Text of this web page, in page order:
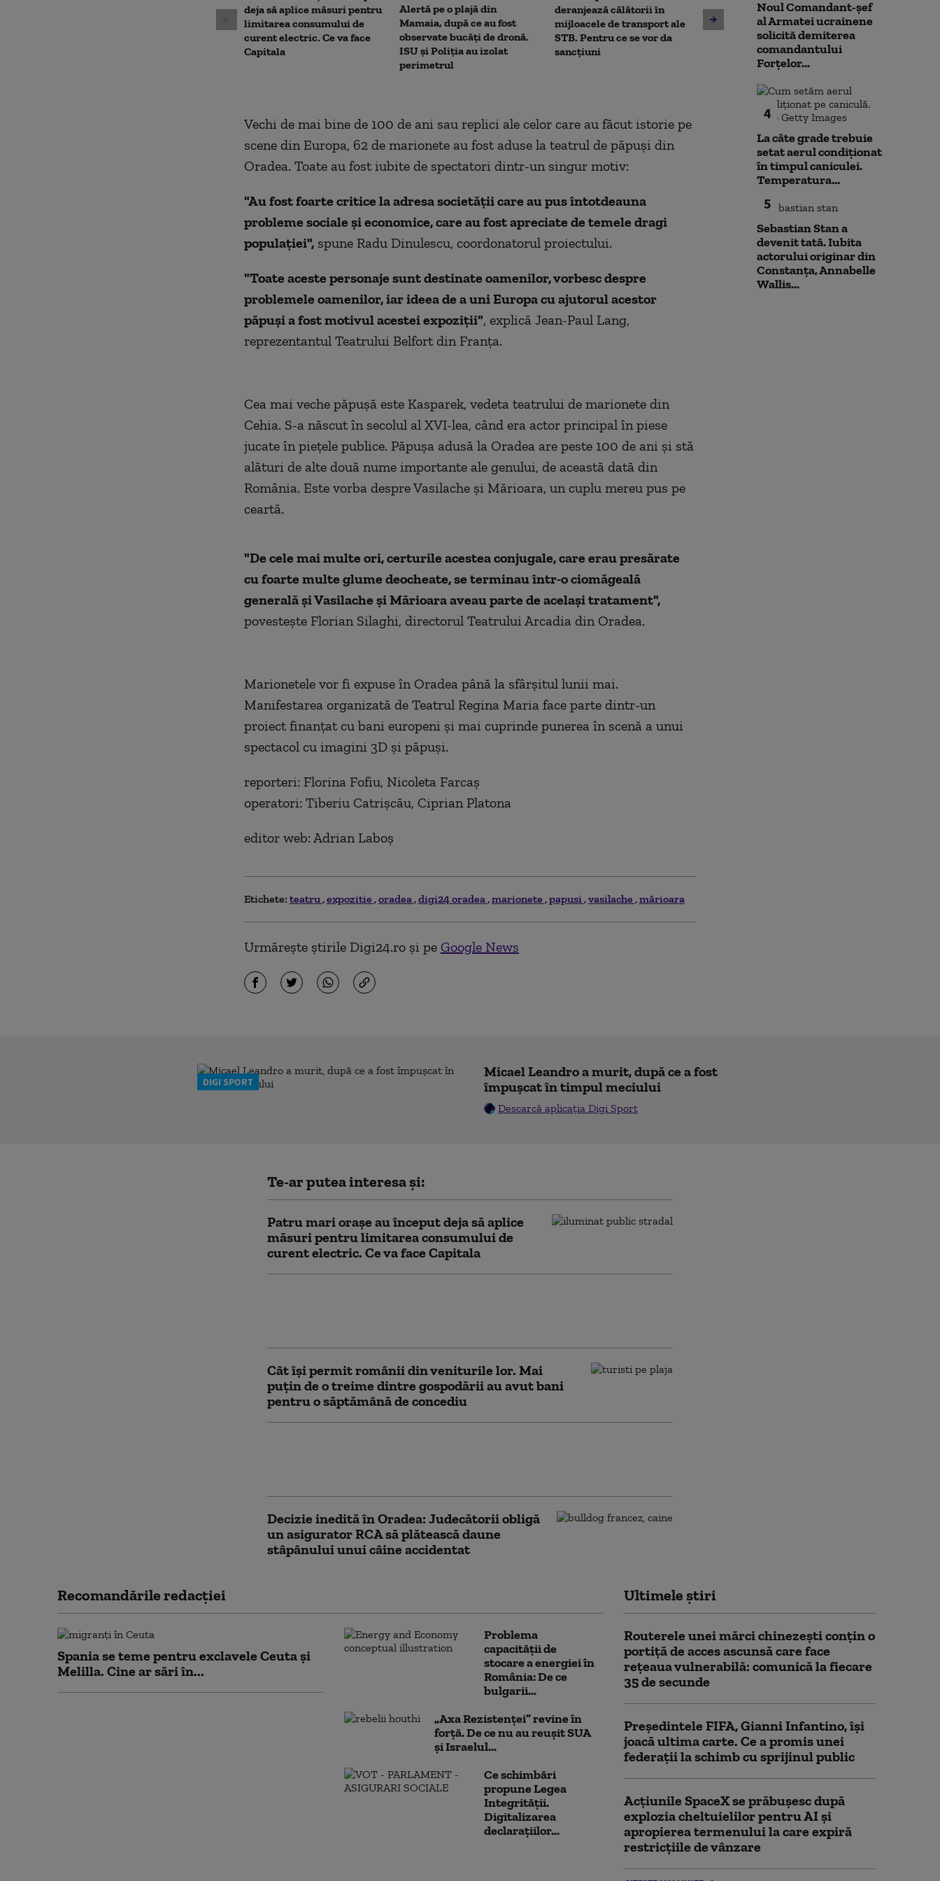
deja să aplice măsuri pentru
limitarea consumului de
curent electric. Ce va face
Capitala
Alertă pe o plajă din
Mamaia, după ce au fost
observate bucăți de dronă.
ISU și Poliția au izolat
perimetrul
deranjează călătorii în
mijloacele de transport ale
STB. Pentru ce se vor da
sancțiuni
Un asistent medical din SUA
pune la pământ un pacient
violent. Ce nu a știut
bărbatul agresiv atunci când
Jihadiști
Vechi de mai bine de 100 de ani sau replici ale celor care au făcut istorie pe
scene din Europa, 62 de marionete au fost aduse la teatrul de păpuşi din
Oradea. Toate au fost iubite de spectatori dintr-un singur motiv:
"Au fost foarte critice la adresa societății care au pus întotdeauna
probleme sociale și economice, care au fost apreciate de temele dragi
populației",spune Radu Dinulescu, coordonatorul proiectului.
"Toate aceste personaje sunt destinate oamenilor, vorbesc despre
problemele oamenilor, iar ideea de a uni Europa cu ajutorul acestor
păpuși a fost motivul acestei expoziții", explică Jean-Paul Lang,
reprezentantul Teatrului Belfort din Franţa.
Cea mai veche păpușă este Kasparek, vedeta teatrului de marionete din
Cehia. S-a născut în secolul al XVI-lea, când era actor principal în piese
jucate în pieţele publice. Păpuşa adusă la Oradea are peste 100 de ani şi stă
alături de alte două nume importante ale genului, de această dată din
România. Este vorba despre Vasilache și Mărioara, un cuplu mereu pus pe
ceartă.
"De cele mai multe ori, certurile acestea conjugale, care erau presărate
cu foarte multe glume deocheate, se terminau într-o ciomăgeală
generală și Vasilache și Mărioara aveau parte de același tratament",
povestește Florian Silaghi, directorul Teatrului Arcadia din Oradea.
Marionetele vor fi expuse în Oradea până la sfârşitul lunii mai.
Manifestarea organizată de Teatrul Regina Maria face parte dintr-un
proiect finanţat cu bani europeni şi mai cuprinde punerea în scenă a unui
spectacol cu imagini 3D şi păpuşi.
reporteri: Florina Fofiu, Nicoleta Farcaș
operatori: Tiberiu Catrișcău, Ciprian Platona
editor web: Adrian Laboș
Etichete: teatru expozitie oradea digi24 oradea marionete papusi vasilache mărioara
Urmărește știrile Digi24.ro și pe Google News
Noul Comandant-șef
al Armatei ucrainene
solicită demiterea
comandantului
Forțelor...
4
La câte grade trebuie
setat aerul condiționat
în timpul caniculei.
Temperatura...
5
Sebastian Stan a
devenit tată. Iubita
actorului originar din
Constanța, Annabelle
Wallis...
DIGI SPORT
Micael Leandro a murit, după ce a fost
împușcat în timpul meciului
Descarcă aplicația Digi Sport
Te-ar putea interesa și:
Patru mari orașe au început deja să aplice
măsuri pentru limitarea consumului de
curent electric. Ce va face Capitala
Cât își permit românii din veniturile lor. Mai
puțin de o treime dintre gospodării au avut bani
pentru o săptămână de concediu
Decizie inedită în Oradea: Judecătorii obligă
un asigurator RCA să plătească daune
stâpânului unui câine accidentat
Recomandările redacţiei
Spania se teme pentru exclavele Ceuta și
Melilla. Cine ar sări în...
Problema
capacității de
stocare a energiei în
România: De ce
bulgarii...
„Axa Rezistenței” revine în
forță. De ce nu au reușit SUA
și Israelul...
Ce schimbări
propune Legea
Integrității.
Digitalizarea
declarațiilor...
Ultimele știri
Routerele unei mărci chinezești conțin o
portiță de acces ascunsă care face
rețeaua vulnerabilă: comunică la fiecare
35 de secunde
Președintele FIFA, Gianni Infantino, îşi
joacă ultima carte. Ce a promis unei
federații la schimb cu sprijinul public
Acţiunile SpaceX se prăbuşesc după
explozia cheltuielilor pentru AI şi
apropierea termenului la care expiră
restricţiile de vânzare